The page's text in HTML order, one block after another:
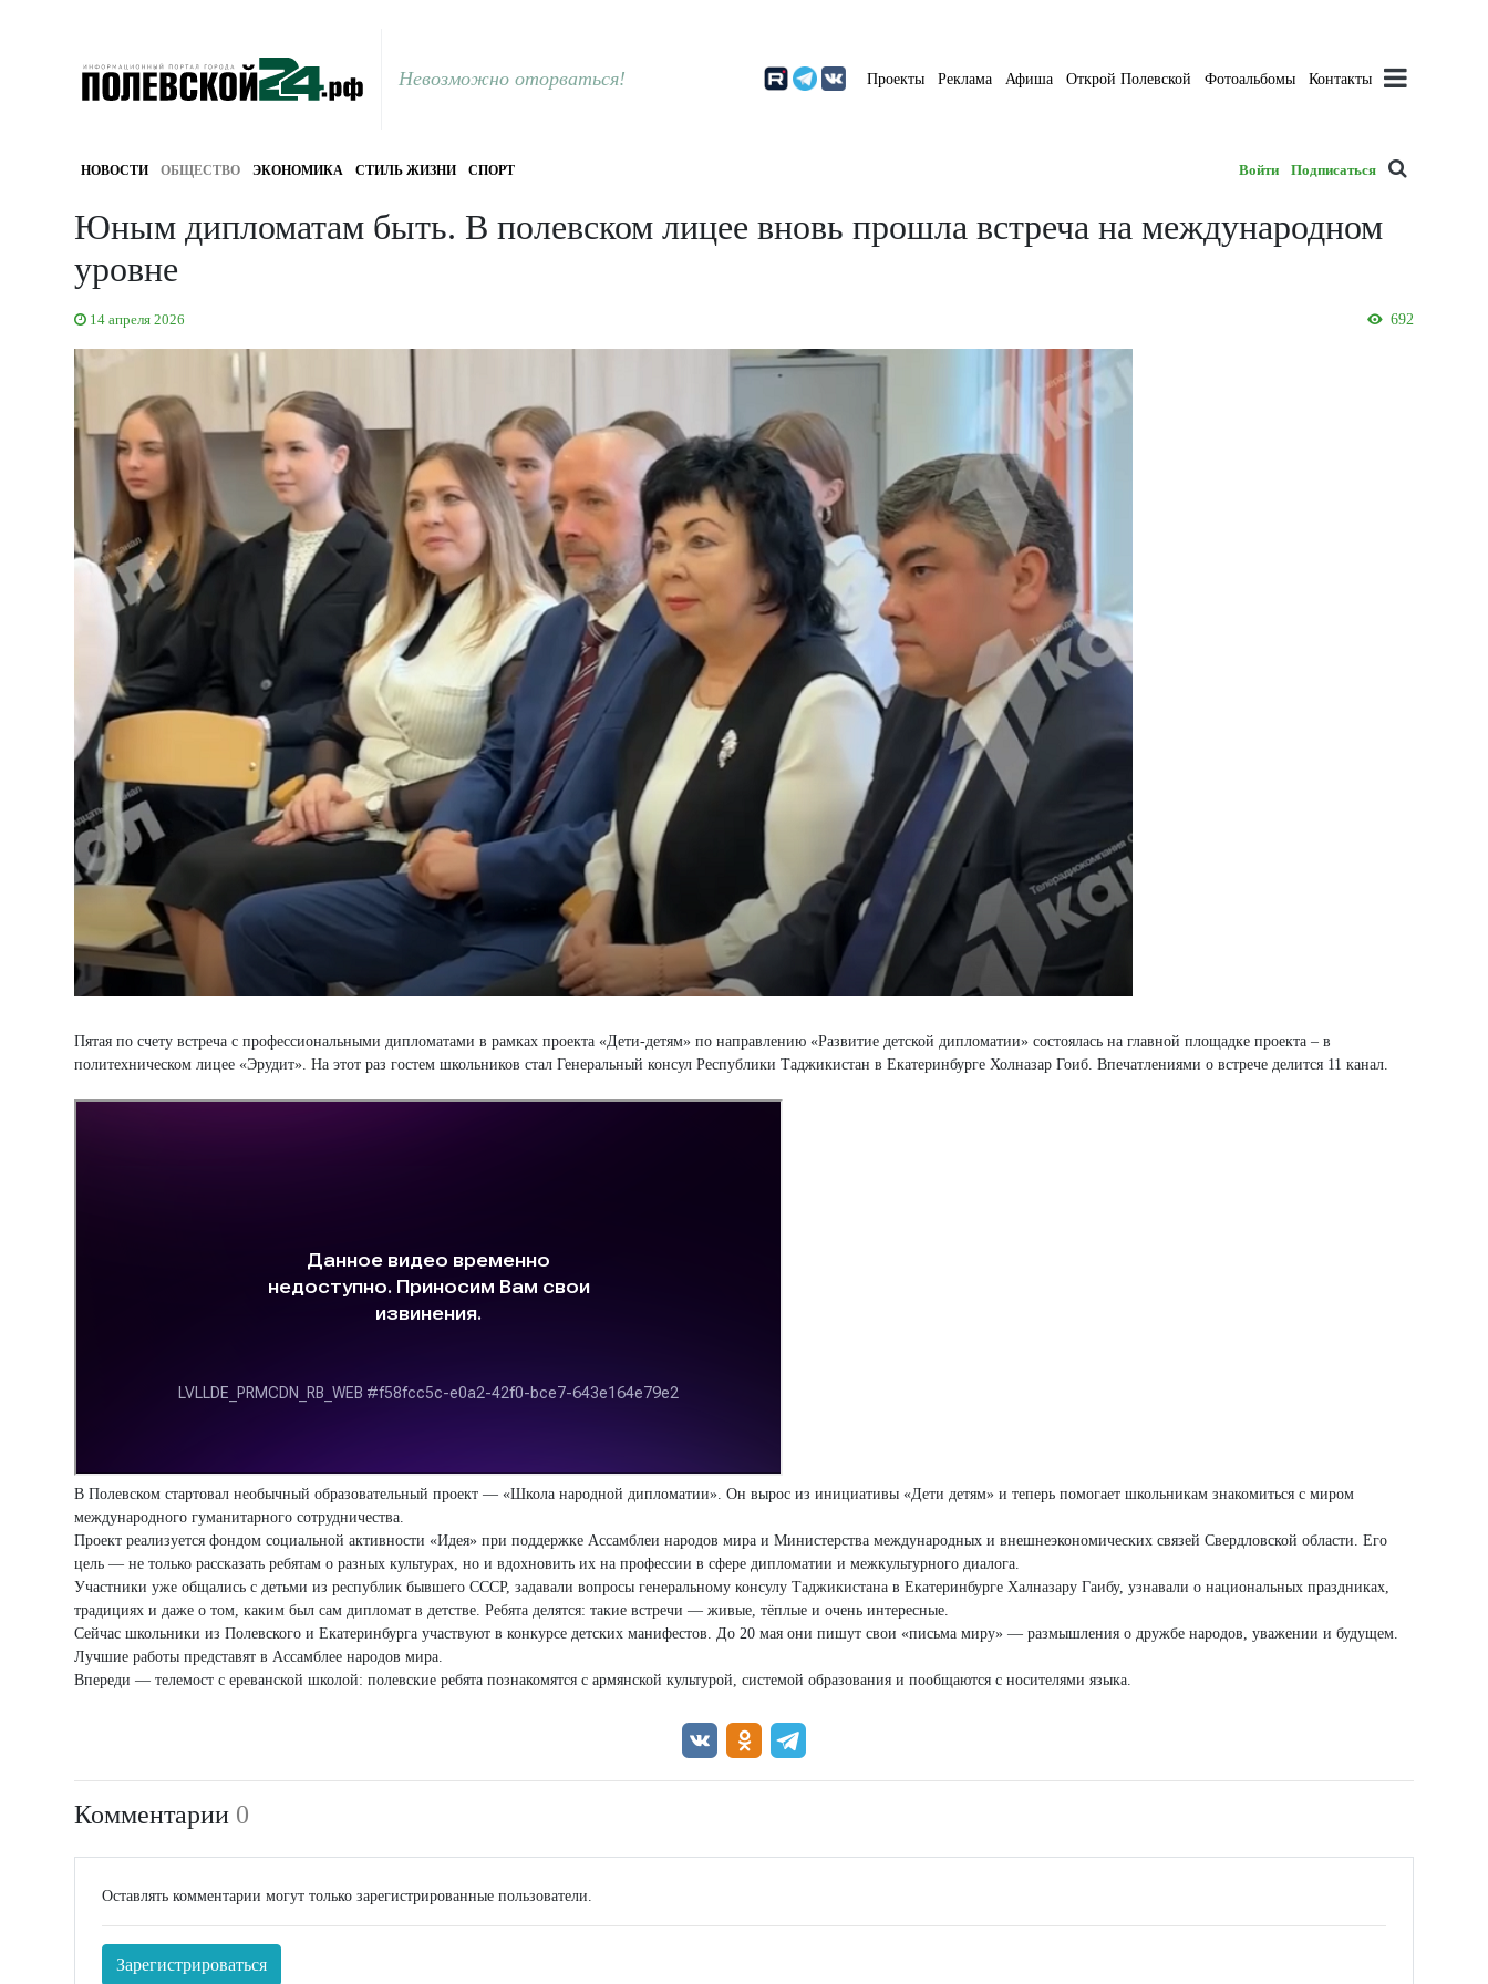
Невозможно оторваться! Проекты Реклама Афиша Открой Полевской Фотоальбомы Контакты
НОВОСТИ ОБЩЕСТВО ЭКОНОМИКА СТИЛЬ ЖИЗНИ СПОРТ Войти Подписаться
Юным дипломатам быть. В полевском лицее вновь прошла встреча на международном
уровне
14 апреля 2026 692
Пятая по счету встреча с профессиональными дипломатами в рамках проекта «Дети-детям» по направлению «Развитие детской дипломатии» состоялась на главной площадке проекта – в
политехническом лицее «Эрудит». На этот раз гостем школьников стал Генеральный консул Республики Таджикистан в Екатеринбурге Холназар Гоиб. Впечатлениями о встрече делится 11 канал.
В Полевском стартовал необычный образовательный проект — «Школа народной дипломатии». Он вырос из инициативы «Дети детям» и теперь помогает школьникам знакомиться с миром
международного гуманитарного сотрудничества.
Проект реализуется фондом социальной активности «Идея» при поддержке Ассамблеи народов мира и Министерства международных и внешнеэкономических связей Свердловской области. Его
цель — не только рассказать ребятам о разных культурах, но и вдохновить их на профессии в сфере дипломатии и межкультурного диалога.
Участники уже общались с детьми из республик бывшего СССР, задавали вопросы генеральному консулу Таджикистана в Екатеринбурге Халназару Гаибу, узнавали о национальных праздниках,
традициях и даже о том, каким был сам дипломат в детстве. Ребята делятся: такие встречи — живые, тёплые и очень интересные.
Сейчас школьники из Полевского и Екатеринбурга участвуют в конкурсе детских манифестов. До 20 мая они пишут свои «письма миру» — размышления о дружбе народов, уважении и будущем.
Лучшие работы представят в Ассамблее народов мира.
Впереди — телемост с ереванской школой: полевские ребята познакомятся с армянской культурой, системой образования и пообщаются с носителями языка.
Комментарии 0
Оставлять комментарии могут только зарегистрированные пользователи.
Зарегистрироваться